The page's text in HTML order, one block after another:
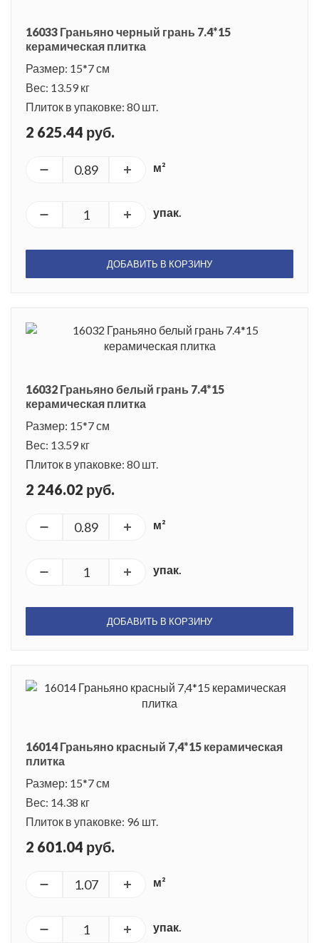
16033 Граньяно черный грань 7.4*15
керамическая плитка
Размер: 15*7 см
Вес: 13.59 кг
Плиток в упаковке: 80 шт.
2 625.44 руб.
м²
упак.
ДОБАВИТЬ В КОРЗИНУ
16032 Граньяно белый грань 7.4*15
керамическая плитка
Размер: 15*7 см
Вес: 13.59 кг
Плиток в упаковке: 80 шт.
2 246.02 руб.
м²
упак.
ДОБАВИТЬ В КОРЗИНУ
16014 Граньяно красный 7,4*15 керамическая
плитка
Размер: 15*7 см
Вес: 14.38 кг
Плиток в упаковке: 96 шт.
2 601.04 руб.
м²
упак.